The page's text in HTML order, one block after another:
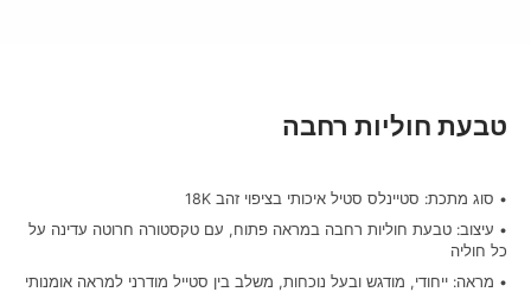
טבעת חוליות רחבה
• סוג מתכת: סטיינלס סטיל איכותי בציפוי זהב 18K
• עיצוב: טבעת חוליות רחבה במראה פתוח, עם טקסטורה חרוטה עדינה על
כל חוליה
• מראה: ייחודי, מודגש ובעל נוכחות, משלב בין סטייל מודרני למראה אומנותי